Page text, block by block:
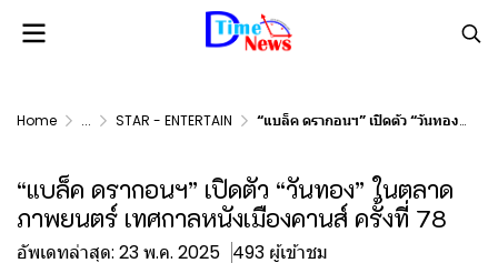
Home ... STAR - ENTERTAIN “แบล็ค ดรากอนฯ” เปิดตัว “วันทอง” ในตลาดภาพยนตร์ เทศกาลหนังเมืองคานส์ ครั้งที่ 78
“แบล็ค ดรากอนฯ” เปิดตัว “วันทอง” ในตลาด
ภาพยนตร์ เทศกาลหนังเมืองคานส์ ครั้งที่ 78
อัพเดทล่าสุด: 23 พ.ค. 2025 493 ผู้เข้าชม